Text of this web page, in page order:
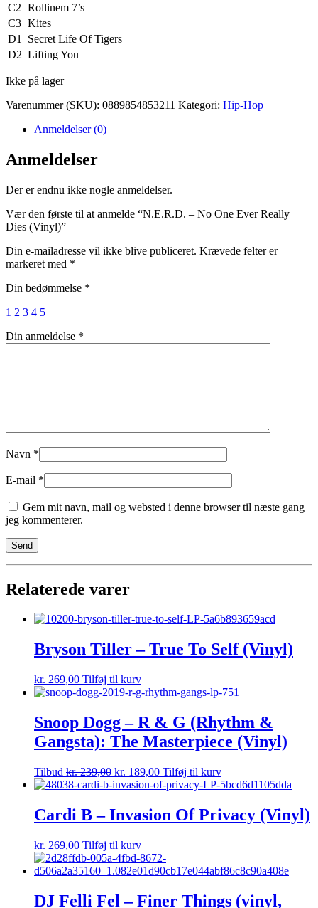
C2 Rollinem 7’s
C3 Kites
D1
Secret Life Of Tigers
D2 Lifting You
Ikke på lager
Varenummer (SKU): 0889854853211 Kategori: Hip-Hop
Anmeldelser (0)
Anmeldelser
Der er endnu ikke nogle anmeldelser.
Vær den første til at anmelde “N.E.R.D. – No One Ever Really
Dies (Vinyl)”
Din e-mailadresse vil ikke blive publiceret. Krævede felter er
markeret med *
Din bedømmelse *
1 2 3 4 5
Din anmeldelse *
Navn *
E-mail *
Gem mit navn, mail og websted i denne browser til næste gang
jeg kommenterer.
Relaterede varer
Bryson Tiller – True To Self (Vinyl)
kr. 269,00 Tilføj til kurv
Snoop Dogg – R & G (Rhythm &
Gangsta): The Masterpiece (Vinyl)
Tilbud kr.239,00 kr. 189,00 Tilføj til kurv
Cardi B – Invasion Of Privacy (Vinyl)
kr. 269,00 Tilføj til kurv
DJ Felli Fel – Finer Things (vinyl,